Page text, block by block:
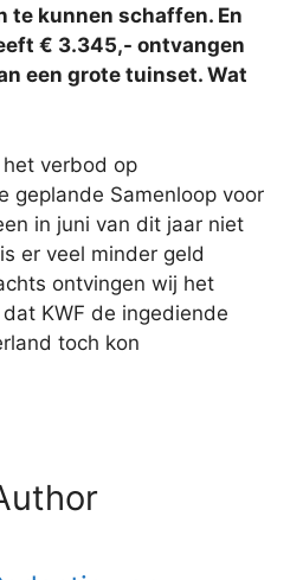
te kunnen schaffen. En
€ 3.345,- ontvangen
een grote tuinset. Wat
verbod op
geplande Samenloop voor
in juni van dit jaar niet
er veel minder geld
ontvingen wij het
KWF de ingediende
toch kon